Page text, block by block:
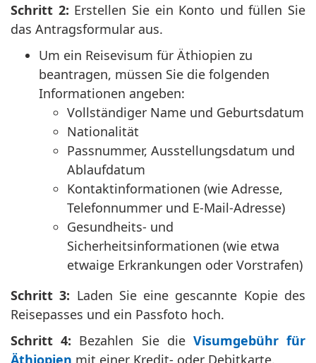
Schritt 2: Erstellen Sie ein Konto und füllen Sie
das Antragsformular aus.
Um ein Reisevisum für Äthiopien zu
beantragen, müssen Sie die folgenden
Informationen angeben:
Vollständiger Name und Geburtsdatum
Nationalität
Passnummer, Ausstellungsdatum und
Ablaufdatum
Kontaktinformationen (wie Adresse,
Telefonnummer und E-Mail-Adresse)
Gesundheits- und
Sicherheitsinformationen (wie etwa
etwaige Erkrankungen oder Vorstrafen)
Schritt 3: Laden Sie eine gescannte Kopie des
Reisepasses und ein Passfoto hoch.
Schritt 4: Bezahlen Sie die Visumgebühr für
Äthiopien mit einer Kredit- oder Debitkarte.